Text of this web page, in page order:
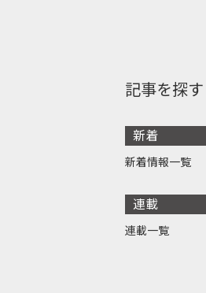
記事を探す
新着
新着情報一覧
連載
連載一覧